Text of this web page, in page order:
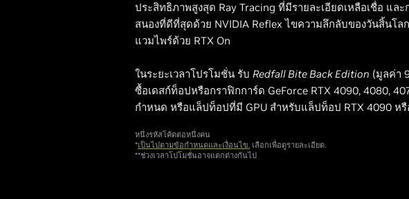
ประสิทธิภาพสูงสุด Ray Tracing ที่มีรายละเอียดเหลือเชื่อ แล
สนองที่ดีที่สุดด้วย NVIDIA Reflex ไขความลึกลับของวันสิ้นโล
แวมไพร์ด้วย RTX On
ในระยะเวลาโปรโมชั่น รับ Redfall Bite Back Edition (มูลค่า
ซื้อเดสก์ท็อปหรือกราฟิกการ์ด GeForce RTX 4090, 4080,
กำหนด หรือแล็ปท็อปที่มี GPU สำหรับแล็ปท็อป RTX 4090 หรื
หนึ่งรหัสโค้ดต่อหนึ่งคน
*เป็นไปตามข้อกำหนดและเงื่อนไข. เลือกเพื่อดูรายละเอียด.
**ช่วงเวลาโปโมชั่นอาจแตกต่างกันไป